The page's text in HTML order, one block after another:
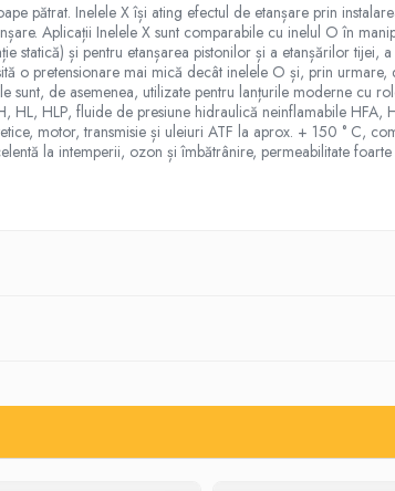
pătrat. Inelele X își ating efectul de etanșare prin
Aplicații Inelele X sunt comparabile cu inelul O în
statică) și pentru etanșarea pistonilor și a etanșărilor
o pretensionare mai mică decât inelele O și, prin
sunt, de asemenea, utilizate pentru lanțurile moderne cu
HL, HLP, fluide de presiune hidraulică neinflamabile
motor, transmisie și uleiuri ATF la aprox. + 150 ° C,
la intemperii, ozon și îmbătrânire, permeabilitate